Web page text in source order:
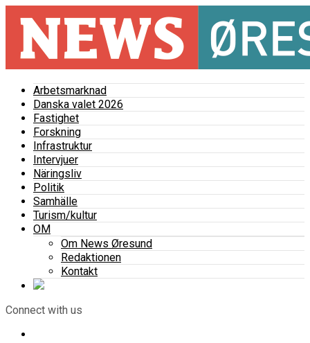
Arbetsmarknad
Danska valet 2026
Fastighet
Forskning
Infrastruktur
Intervjuer
Näringsliv
Politik
Samhälle
Turism/kultur
OM
Om News Øresund
Redaktionen
Kontakt
Connect with us